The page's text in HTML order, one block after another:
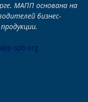
МАПП основана на
бизнес-
spb.org